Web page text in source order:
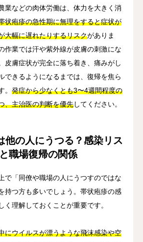
業などの肉体労働は、体力を大きく消
状疱疹の急性期に無理をすると症状が
大幅に遅れたりするリスクがありま
作業では汗や紫外線が皮膚の刺激にな
皮膚症状が完全に落ち着き、痛みがし
できるようになるまでは、復帰を焦ら
。 発症から少なくとも3〜4週間程度の
、主治医の判断を優先してください。
他の人にうつる？感染リス
職場復帰の関係
で「同僚や職場の人にうつすのではな
持つ方も多いでしょう。帯状疱疹の感
く理解しておくことが重要です。
にウイルスが漂うような飛沫感染や空